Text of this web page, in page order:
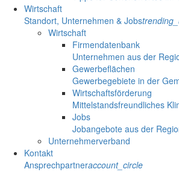
Wirtschaft
Standort, Unternehmen & Jobs
Wirtschaft
Firmendatenbank
Unternehmen aus der
Gewerbeflächen
Gewerbegebiete in der
Wirtschaftsförderung
Mittelstandsfreundliches
Jobs
Jobangebote aus der
Unternehmerverband
Kontakt
Ansprechpartneraccount_circle